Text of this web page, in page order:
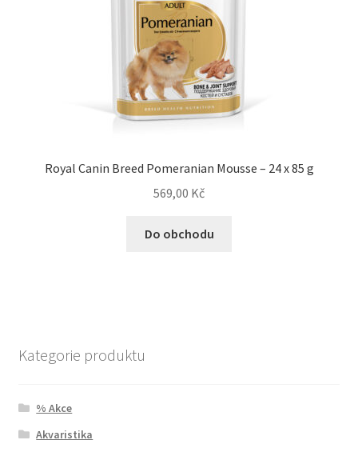
Royal Canin Breed Pomeranian Mousse – 24 x 85 g
569,00 Kč
Do obchodu
Kategorie produktu
% Akce
Akvaristika